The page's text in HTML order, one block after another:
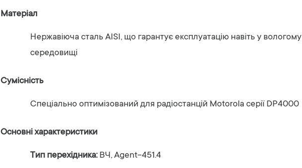
Матеріал
Нержавіюча сталь AISI, що гарантує експлуатацію навіть у вологому
середовищі
Сумісність
Спеціально оптимізований для радіостанцій Motorola серії DP4000
Основні характеристики
Тип перехідника: ВЧ, Agent-451.4